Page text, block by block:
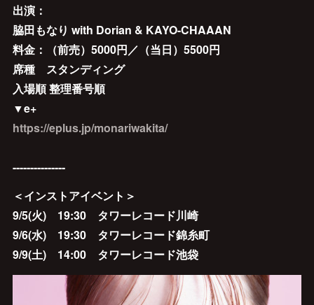
出演：
脇田もなり with Dorian & KAYO-CHAAAN
料金：（前売）5000円／（当日）5500円
席種 スタンディング
入場順 整理番号順
▼e+
https://eplus.jp/monariwakita/
---------------
＜インストアイベント＞
9/5(火) 19:30 タワーレコード川崎
9/6(水) 19:30 タワーレコード錦糸町
9/9(土) 14:00 タワーレコード池袋